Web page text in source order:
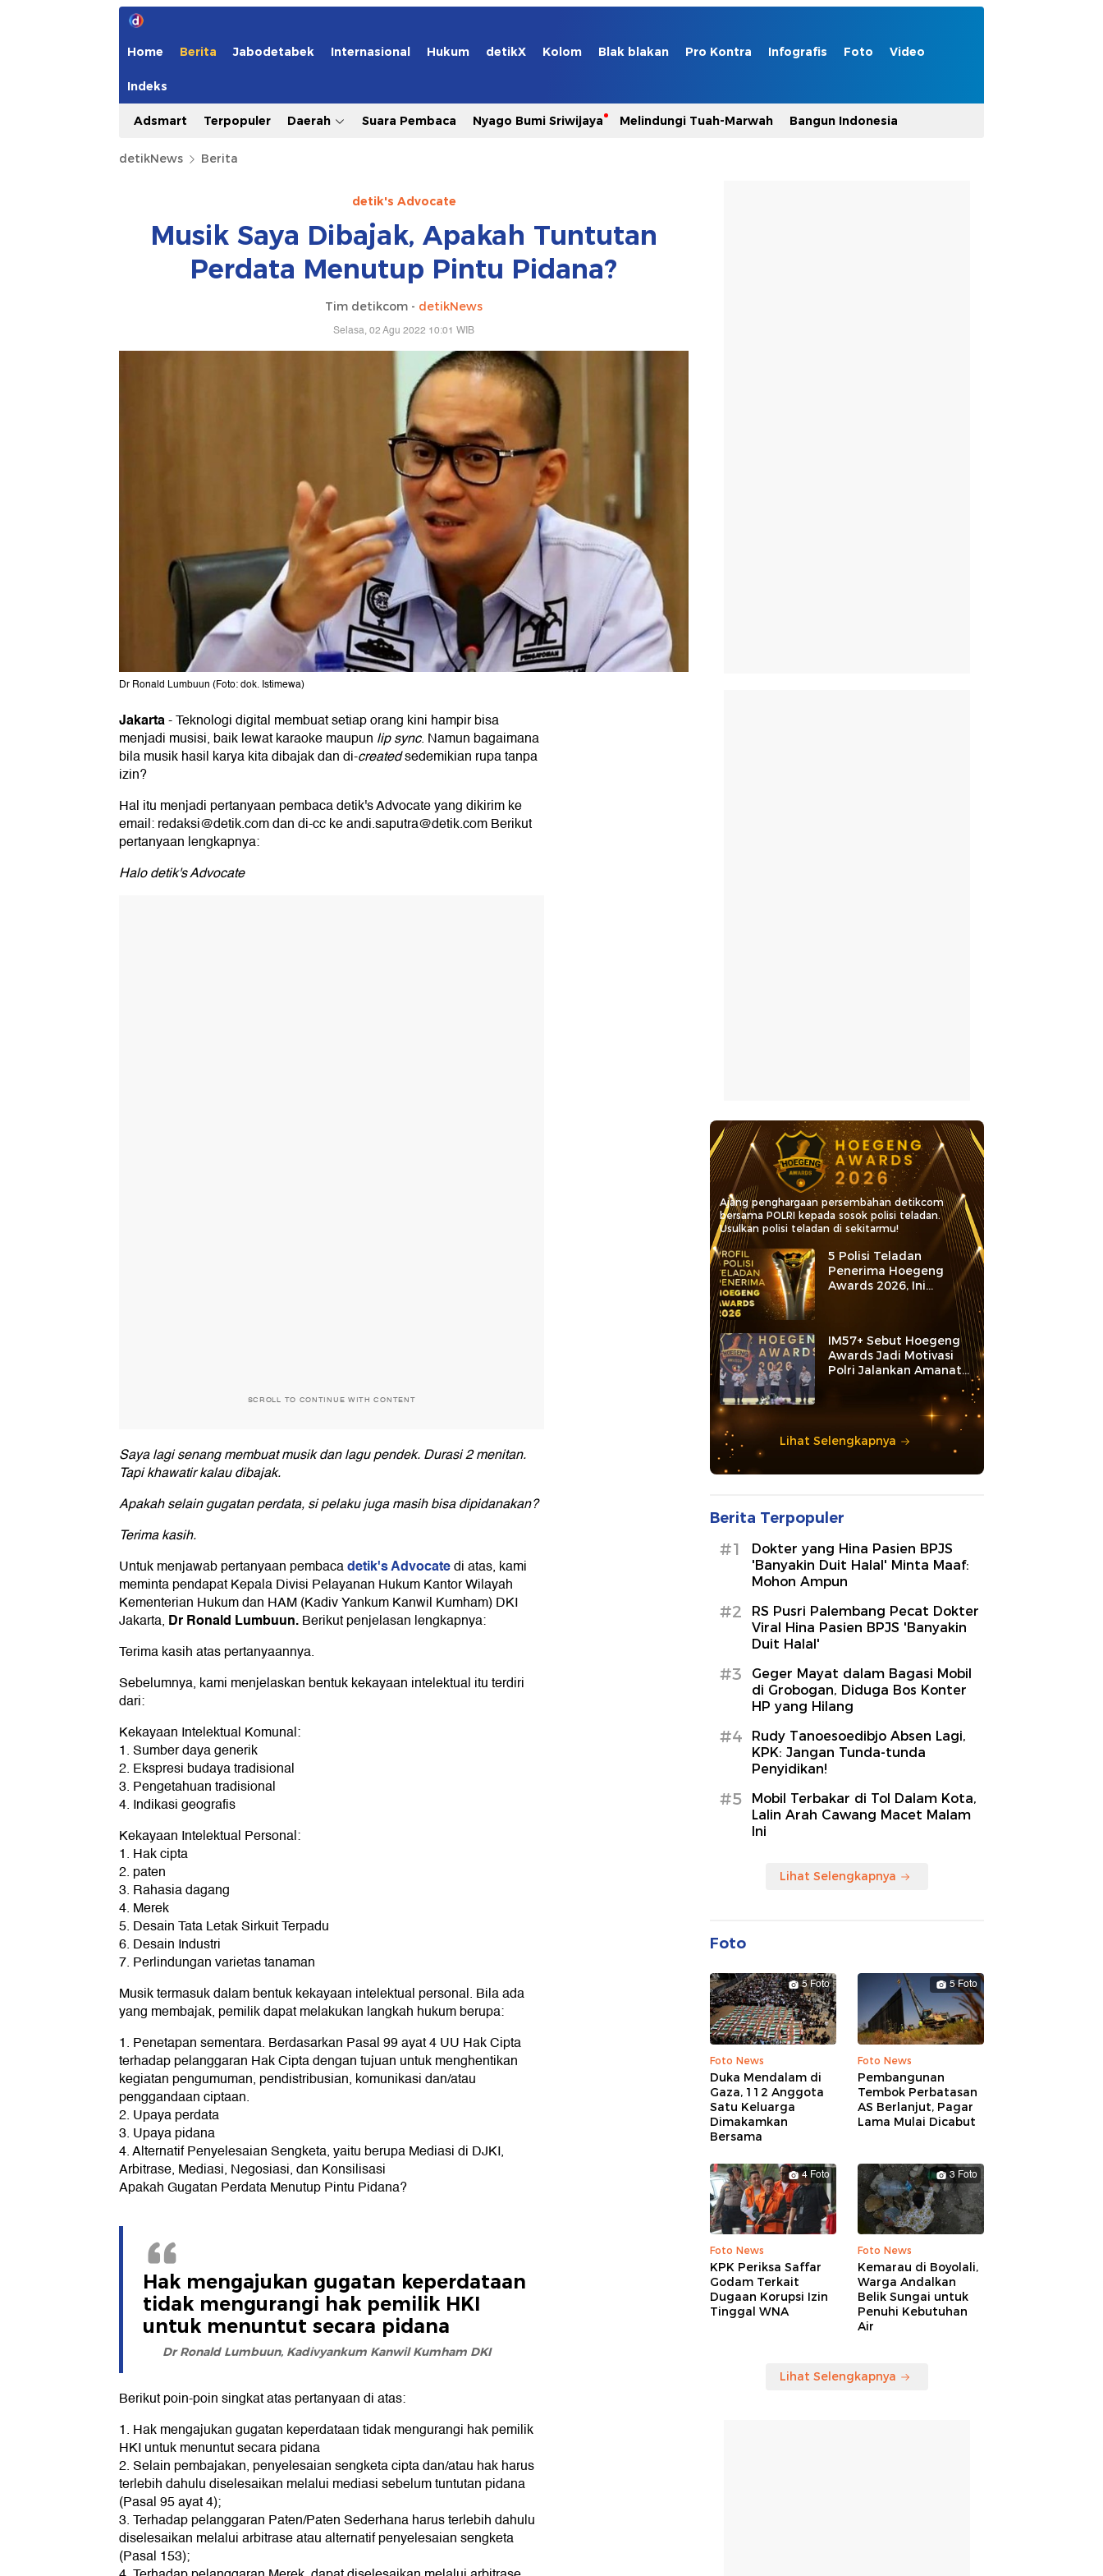
Home Berita Jabodetabek Internasional Hukum detikX Kolom Blak blakan Pro Kontra Infografis Foto Video
Indeks
Adsmart Terpopuler Daerah Suara Pembaca Nyago Bumi Sriwijaya Melindungi Tuah-Marwah Bangun Indonesia
detikNews Berita
detik's Advocate
Musik Saya Dibajak, Apakah Tuntutan
Perdata Menutup Pintu Pidana?
Tim detikcom - detikNews
Selasa, 02 Agu 2022 10:01 WIB
Dr Ronald Lumbuun (Foto: dok. Istimewa)
Jakarta-Teknologi digital membuat setiap orang kini hampir bisa
menjadi musisi, baik lewat karaoke maupun lip sync. Namun bagaimana
bila musik hasil karya kita dibajak dan di-createdsedemikian rupa tanpa
izin?
Hal itu menjadi pertanyaan pembaca detik's Advocate yang dikirim ke
email: redaksi@detik.com dan di-cc ke andi.saputra@detik.com Berikut
pertanyaan lengkapnya:
Halo detik's Advocate
SCROLL TO CONTINUE WITH CONTENT
Saya lagi senang membuat musik dan lagu pendek. Durasi 2 menitan.
Tapi khawatir kalau dibajak.
Apakah selain gugatan perdata, si pelaku juga masih bisa dipidanakan?
Terima kasih.
Untuk menjawab pertanyaan pembacadetik's Advocatedi atas, kami
meminta pendapat Kepala Divisi Pelayanan Hukum Kantor Wilayah
Kementerian Hukum dan HAM (Kadiv Yankum Kanwil Kumham) DKI
Jakarta, Dr Ronald Lumbuun.Berikut penjelasan lengkapnya:
Terima kasih atas pertanyaannya.
Sebelumnya, kami menjelaskan bentuk kekayaan intelektual itu terdiri
dari:
Kekayaan Intelektual Komunal:
1. Sumber daya generik
2. Ekspresi budaya tradisional
3. Pengetahuan tradisional
4. Indikasi geografis
Kekayaan Intelektual Personal:
1. Hak cipta
2. paten
3. Rahasia dagang
4. Merek
5. Desain Tata Letak Sirkuit Terpadu
6. Desain Industri
7. Perlindungan varietas tanaman
Musik termasuk dalam bentuk kekayaan intelektual personal. Bila ada
yang membajak, pemilik dapat melakukan langkah hukum berupa:
1. Penetapan sementara. Berdasarkan Pasal 99 ayat 4 UU Hak Cipta
terhadap pelanggaran Hak Cipta dengan tujuan untuk menghentikan
kegiatan pengumuman, pendistribusian, komunikasi dan/atau
penggandaan ciptaan.
2. Upaya perdata
3. Upaya pidana
4. Alternatif Penyelesaian Sengketa, yaitu berupa Mediasi di DJKI,
Arbitrase, Mediasi, Negosiasi, dan Konsilisasi
Apakah Gugatan Perdata Menutup Pintu Pidana?
Hak mengajukan gugatan keperdataan
tidak mengurangi hak pemilik HKI
untuk menuntut secara pidana
Dr Ronald Lumbuun, Kadivyankum Kanwil Kumham DKI
Berikut poin-poin singkat atas pertanyaan di atas:
1. Hak mengajukan gugatan keperdataan tidak mengurangi hak pemilik
HKI untuk menuntut secara pidana
2. Selain pembajakan, penyelesaian sengketa cipta dan/atau hak harus
terlebih dahulu diselesaikan melalui mediasi sebelum tuntutan pidana
(Pasal 95 ayat 4);
3. Terhadap pelanggaran Paten/Paten Sederhana harus terlebih dahulu
diselesaikan melalui arbitrase atau alternatif penyelesaian sengketa
(Pasal 153);
Ajang penghargaan persembahan detikcom
bersama POLRI kepada sosok polisi teladan.
Usulkan polisi teladan di sekitarmu!
5 Polisi Teladan
Penerima Hoegeng
Awards 2026, Ini
Kategori dan Kiprahnya
IM57+ Sebut Hoegeng
Awards Jadi Motivasi
Polri Jalankan Amanat
Lihat Selengkapnya
Berita Terpopuler
#1
Dokter yang Hina Pasien BPJS
'Banyakin Duit Halal' Minta Maaf:
Mohon Ampun
#2
RS Pusri Palembang Pecat Dokter
Viral Hina Pasien BPJS 'Banyakin
Duit Halal'
#3
Geger Mayat dalam Bagasi Mobil
di Grobogan, Diduga Bos Konter
HP yang Hilang
#4
Rudy Tanoesoedibjo Absen Lagi,
KPK: Jangan Tunda-tunda
Penyidikan!
#5
Mobil Terbakar di Tol Dalam Kota,
Lalin Arah Cawang Macet Malam
Ini
Lihat Selengkapnya
Foto
5 Foto
Foto News
Duka Mendalam di
Gaza, 112 Anggota
Satu Keluarga
Dimakamkan
Bersama
5 Foto
Foto News
Pembangunan
Tembok Perbatasan
AS Berlanjut, Pagar
Lama Mulai Dicabut
4 Foto
Foto News
KPK Periksa Saffar
Godam Terkait
Dugaan Korupsi Izin
Tinggal WNA
3 Foto
Foto News
Kemarau di Boyolali,
Warga Andalkan
Belik Sungai untuk
Penuhi Kebutuhan
Air
Lihat Selengkapnya